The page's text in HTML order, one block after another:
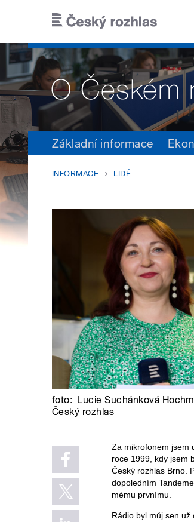
Základní informace
INFORMACE LIDÉ
foto: Lucie Suchánková
Český rozhlas
Za mikrofonem jsem
roce 1999, kdy jsem
Český rozhlas Brno.
dopoledním
mému prvnímu.
Rádio byl můj sen